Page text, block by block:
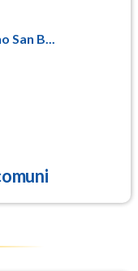
San B...